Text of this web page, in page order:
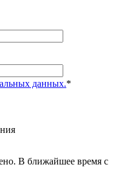
данных.*
В ближайшее время с